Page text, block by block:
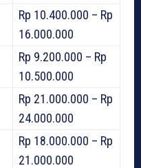
Rp 10.400.000 – Rp
16.000.000
Rp 9.200.000 – Rp
10.500.000
Rp 21.000.000 – Rp
24.000.000
Rp 18.000.000 – Rp
21.000.000